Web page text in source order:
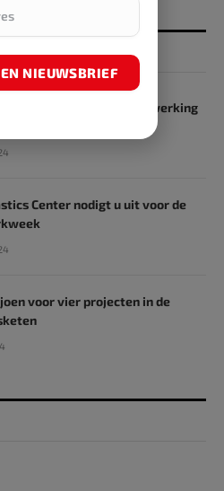
RHD GmbH starten samenwerking
Center nodigt u uit voor de
voor vier projecten in de
NIEUWSBRIEF